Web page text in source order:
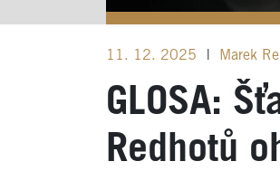
11. 12. 2025 Marek
GLOSA:
Redhotů